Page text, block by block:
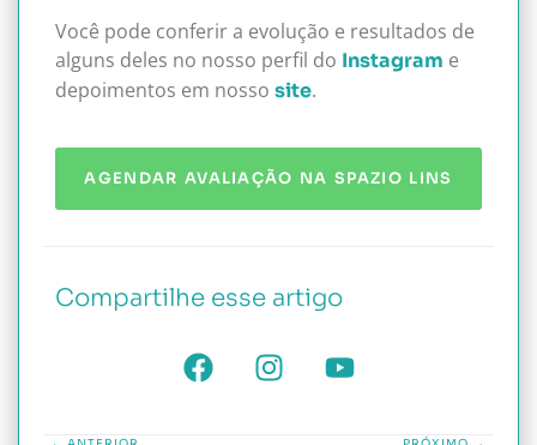
Você pode conferir a evolução e resultados de
alguns deles no nosso perfil do Instagram e
depoimentos em nosso site.
AGENDAR AVALIAÇÃO NA SPAZIO LINS
Compartilhe esse artigo